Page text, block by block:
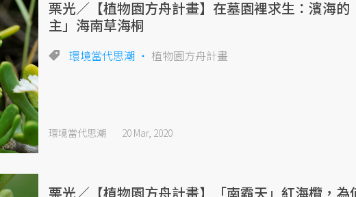
栗光／【植物園方舟計畫】在墓園裡求生：濱海的
主」海南草海桐
環境當代思潮 植物園方舟計畫
環境當代思潮 20 Mar, 2020
栗光／【植物園方舟計畫】「南霸天」紅海欖，為